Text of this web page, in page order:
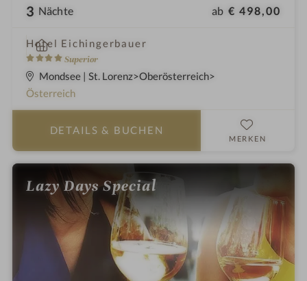
3 Nächte ab € 498,00
Hotel Eichingerbauer
4
S
t
e
Superior
i
n
Mondsee | St. Lorenz Oberösterreich
Österreich
DETAILS & BUCHEN
MERKEN
Lazy Days Special